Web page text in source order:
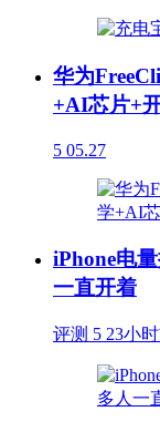
华为
+AI芯片+
5 05.27
iPhone电
一直开着
评测 5 23小